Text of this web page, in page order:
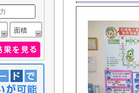
面積